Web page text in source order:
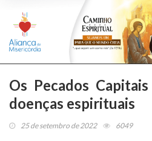
Os Pecados
doenças espirituais
25 de setembro de 2022 6049